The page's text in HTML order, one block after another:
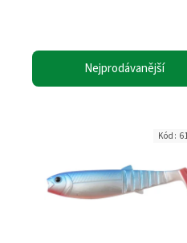
Nejprodávanější
Kód: